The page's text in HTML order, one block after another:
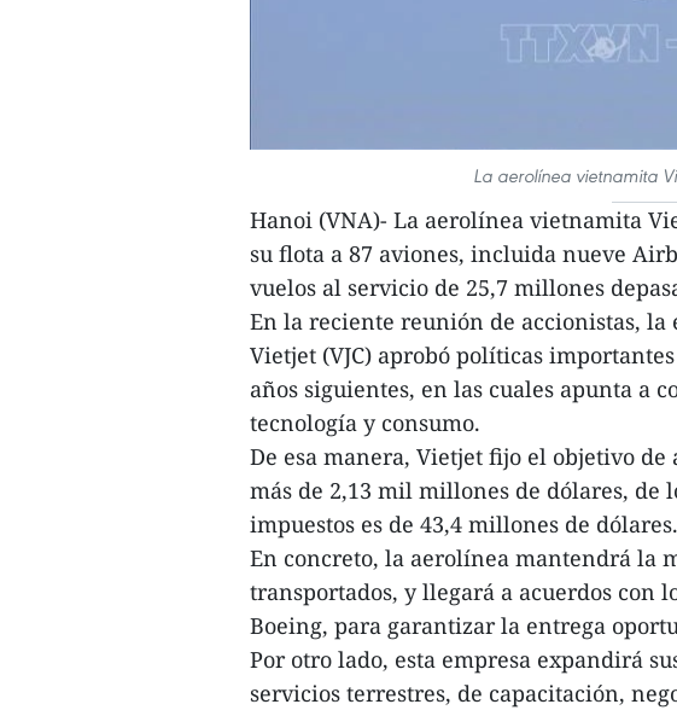
La aerolínea vietnamita
Hanoi (VNA)- La aerolínea vietnamita
su flota a 87 aviones, incluida nueve
vuelos al servicio de 25,7 millones
En la reciente reunión de accionistas,
Vietjet (VJC) aprobó políticas
años siguientes, en las cuales apunta a
tecnología y consumo.
De esa manera, Vietjet fijo el objetivo
más de 2,13 mil millones de dólares, de
impuestos es de 43,4 millones de dólares.
En concreto, la aerolínea mantendrá la
transportados, y llegará a acuerdos con
Boeing, para garantizar la entrega
Por otro lado, esta empresa expandirá
servicios terrestres, de capacitación,